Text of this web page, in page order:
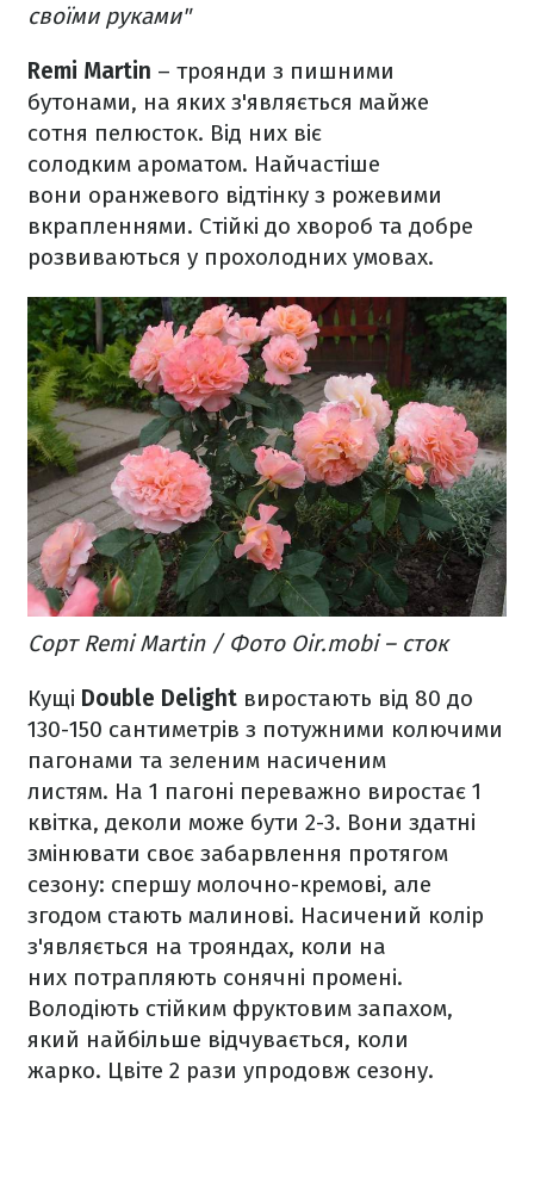
своїми руками"
Remi Martin – троянди з пишними
бутонами, на яких з'являється майже
сотня пелюсток. Від них віє
солодким ароматом. Найчастіше
вони оранжевого відтінку з рожевими
вкрапленнями. Стійкі до хвороб та добре
розвиваються у прохолодних умовах.
Сорт Remi Martin / Фото Oir.mobi – сток
Кущі Double Delight виростають від 80 до
130-150 сантиметрів з потужними колючими
пагонами та зеленим насиченим
листям. На 1 пагоні переважно виростає 1
квітка, деколи може бути 2-3. Вони здатні
змінювати своє забарвлення протягом
сезону: спершу молочно-кремові, але
згодом стають малинові. Насичений колір
з'являється на трояндах, коли на
них потрапляють сонячні промені.
Володіють стійким фруктовим запахом,
який найбільше відчувається, коли
жарко. Цвіте 2 рази упродовж сезону.